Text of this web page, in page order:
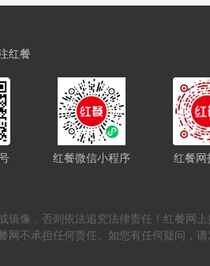
红餐
红餐微信小程序 红餐
像，否则依法追究法律责任！红餐网上
不承担任何责任。如您有任何疑问，请